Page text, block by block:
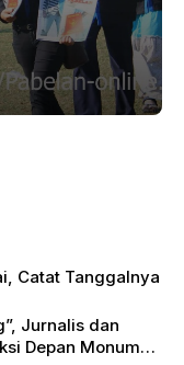
Catat Tanggalnya
Jurnalis dan
Depan Monumen